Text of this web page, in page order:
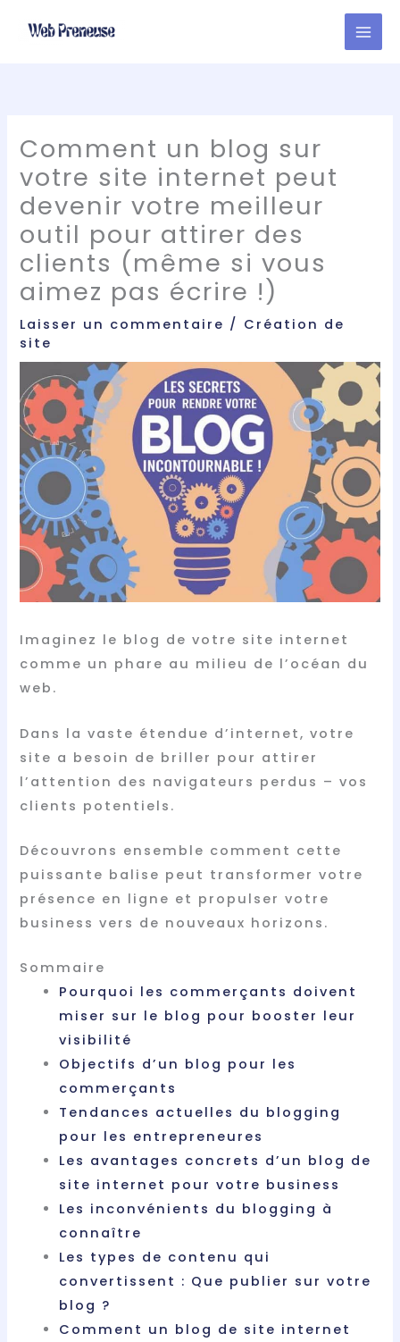
Comment un blog sur
votre site internet peut
devenir votre meilleur
outil pour attirer des
clients (même si vous
aimez pas écrire !)
Laisser un commentaire / Création de
site
Imaginez le blog de votre site internet
comme un phare au milieu de l’océan du
web.
Dans la vaste étendue d’internet, votre
site a besoin de briller pour attirer
l’attention des navigateurs perdus – vos
clients potentiels.
Découvrons ensemble comment cette
puissante balise peut transformer votre
présence en ligne et propulser votre
business vers de nouveaux horizons.
Sommaire
Pourquoi les commerçants doivent
miser sur le blog pour booster leur
visibilité
Objectifs d’un blog pour les
commerçants
Tendances actuelles du blogging
pour les entrepreneures
Les avantages concrets d’un blog de
site internet pour votre business
Les inconvénients du blogging à
connaître
Les types de contenu qui
convertissent : Que publier sur votre
blog ?
Comment un blog de site internet